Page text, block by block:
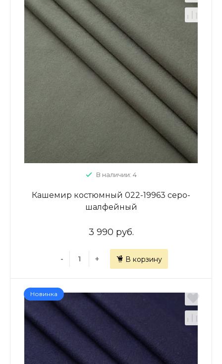
В наличии: 4
Кашемир костюмный 022-19963 серо-
шалфейный
3 990 руб.
- + В корзину
Новинка